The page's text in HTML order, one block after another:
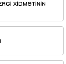
XİDMƏTİNİN